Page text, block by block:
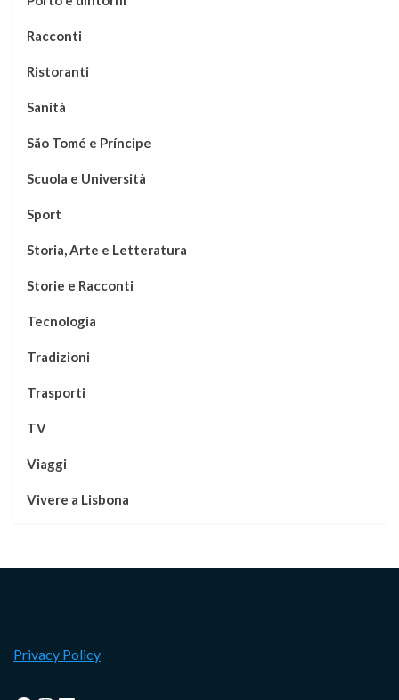
Racconti
Ristoranti
Sanità
São Tomé e Príncipe
Scuola e Università
Sport
Storia, Arte e Letteratura
Storie e Racconti
Tecnologia
Tradizioni
Trasporti
TV
Viaggi
Vivere a Lisbona
Privacy Policy